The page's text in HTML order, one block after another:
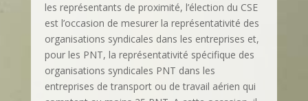
les représentants de proximité, l’élection du CSE
est l’occasion de mesurer la représentativité des
organisations syndicales dans les entreprises et,
pour les PNT, la représentativité spécifique des
organisations syndicales PNT dans les
entreprises de transport ou de travail aérien qui